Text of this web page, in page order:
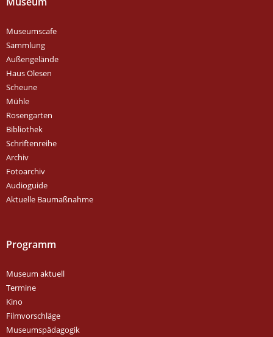
Museumscafe
Sammlung
Außengelände
Haus Olesen
Scheune
Mühle
Rosengarten
Bibliothek
Schriftenreihe
Archiv
Fotoarchiv
Audioguide
Aktuelle Baumaßnahme
Programm
Museum aktuell
Termine
Kino
Filmvorschläge
Museumspädagogik